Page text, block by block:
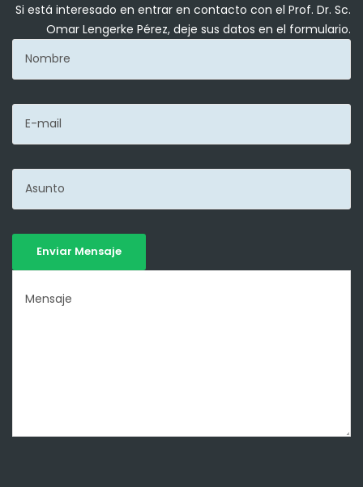
Si está interesado en entrar en contacto con el Prof. Dr. Sc.
Omar Lengerke Pérez, deje sus datos en el formulario.